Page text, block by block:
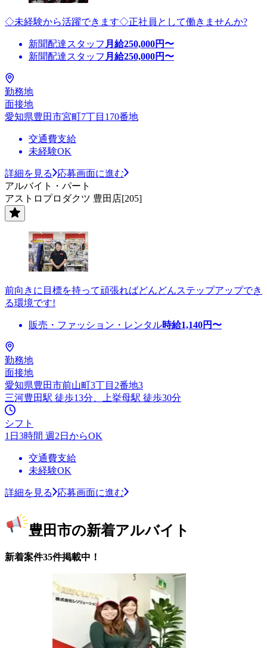
◇未経験から活躍できます◇正社員として働きませんか?
新聞配達スタッフ 月給250,000円〜
新聞配達スタッフ 月給250,000円〜
勤務地
面接地
愛知県豊田市宮町7丁目170番地
交通費支給
未経験OK
詳細を見る
応募画面に進む
アルバイト・パート
アストロプロダクツ 豊田店[205]
前向きに目標を持って頑張ればどんどんステップアップでき
る環境です!
販売・ファッション・レンタル時給1,140円〜
勤務地
面接地
愛知県豊田市前山町3丁目2番地3
三河豊田駅 徒歩13分、上挙母駅 徒歩30分
シフト
1日3時間 週2日からOK
交通費支給
未経験OK
詳細を見る 応募画面に進む
豊田市の新着アルバイト
新着案件35件掲載中！